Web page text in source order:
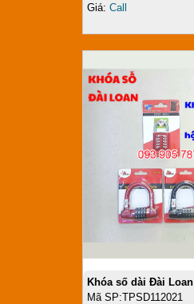
Giá: Call
Khóa số dài Đài Loan
Mã SP:TPSD112021